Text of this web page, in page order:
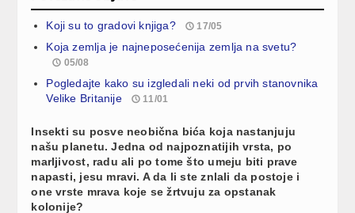
Koji su to gradovi knjiga? 17/05
Koja zemlja je najneposećenija zemlja na svetu?
05/08
Pogledajte kako su izgledali neki od prvih stanovnika
Velike Britanije
11/01
Insekti su posve neobična bića koja nastanjuju
našu planetu. Jedna od najpoznatijih vrsta, po
marljivost, radu ali po tome što umeju biti prave
napasti, jesu mravi. A da li ste znlali da postoje i
one vrste mrava koje se žrtvuju za opstanak
kolonije?